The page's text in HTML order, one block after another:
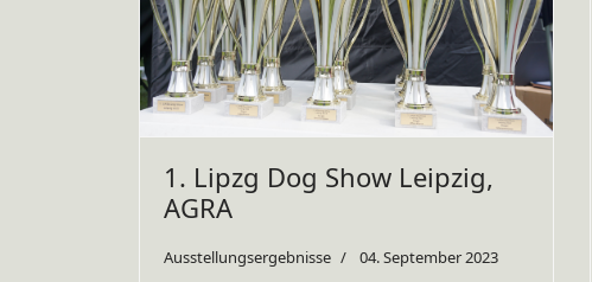
1. Lipzg Dog Show Leipzig,
AGRA
Ausstellungsergebnisse 04. September 2023